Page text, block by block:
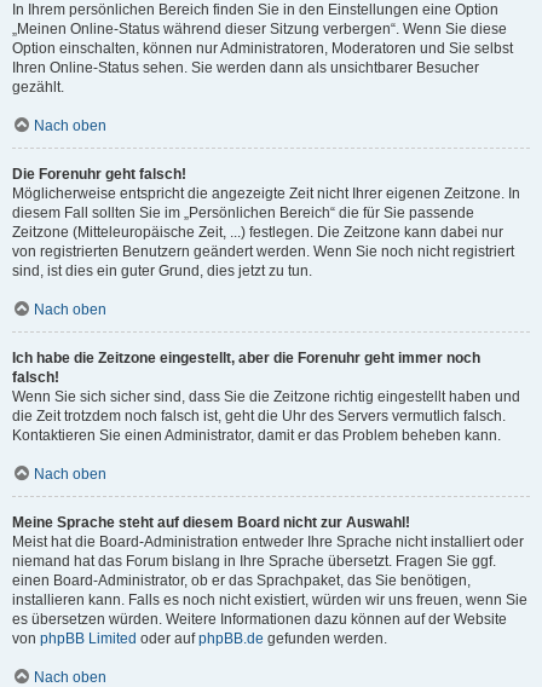
In Ihrem persönlichen Bereich finden Sie in den Einstellungen eine Option
„Meinen Online-Status während dieser Sitzung verbergen“. Wenn Sie diese
Option einschalten, können nur Administratoren, Moderatoren und Sie selbst
Ihren Online-Status sehen. Sie werden dann als unsichtbarer Besucher
gezählt.
Nach oben
Die Forenuhr geht falsch!
Möglicherweise entspricht die angezeigte Zeit nicht Ihrer eigenen Zeitzone. In
diesem Fall sollten Sie im „Persönlichen Bereich“ die für Sie passende
Zeitzone (Mitteleuropäische Zeit, ...) festlegen. Die Zeitzone kann dabei nur
von registrierten Benutzern geändert werden. Wenn Sie noch nicht registriert
sind, ist dies ein guter Grund, dies jetzt zu tun.
Nach oben
Ich habe die Zeitzone eingestellt, aber die Forenuhr geht immer noch
falsch!
Wenn Sie sich sicher sind, dass Sie die Zeitzone richtig eingestellt haben und
die Zeit trotzdem noch falsch ist, geht die Uhr des Servers vermutlich falsch.
Kontaktieren Sie einen Administrator, damit er das Problem beheben kann.
Nach oben
Meine Sprache steht auf diesem Board nicht zur Auswahl!
Meist hat die Board-Administration entweder Ihre Sprache nicht installiert oder
niemand hat das Forum bislang in Ihre Sprache übersetzt. Fragen Sie ggf.
einen Board-Administrator, ob er das Sprachpaket, das Sie benötigen,
installieren kann. Falls es noch nicht existiert, würden wir uns freuen, wenn Sie
es übersetzen würden. Weitere Informationen dazu können auf der Website
von phpBB Limited oder aufphpBB.de gefunden werden.
Nach oben